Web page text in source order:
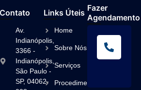
Contato
Av.
Indianópolis,
3366 -
Indianópolis,
São Paulo -
SP, 04062-
Links Úteis
Home
Sobre Nós
Serviços
Procedimentos
Fazer
Agendamento